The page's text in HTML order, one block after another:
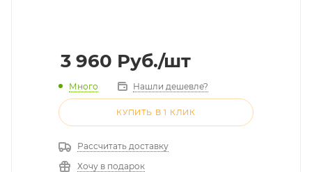
3 960 Руб./шт
Много Нашли дешевле?
КУПИТЬ В 1 КЛИК
Рассчитать доставку
Хочу в подарок